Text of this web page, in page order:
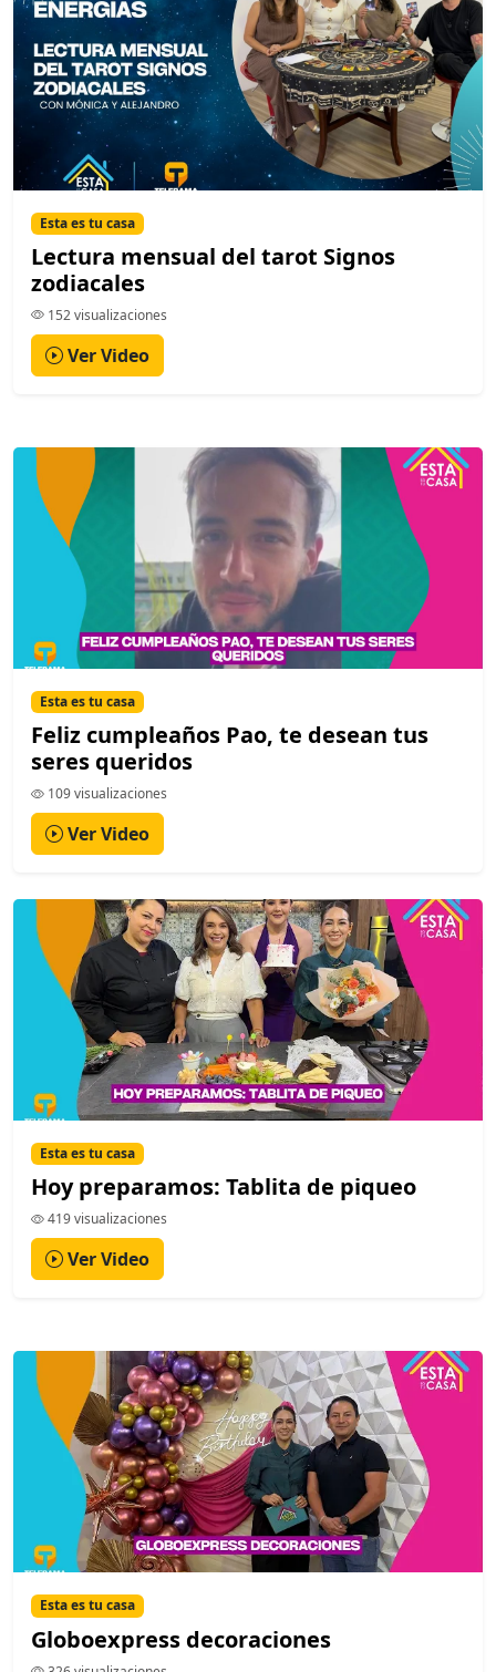
Esta es tu casa
Lectura mensual del tarot Signos
zodiacales
152 visualizaciones
Ver Video
Esta es tu casa
Feliz cumpleaños Pao, te desean tus
seres queridos
109 visualizaciones
Ver Video
Esta es tu casa
Hoy preparamos: Tablita de piqueo
419 visualizaciones
Ver Video
Esta es tu casa
Globoexpress decoraciones